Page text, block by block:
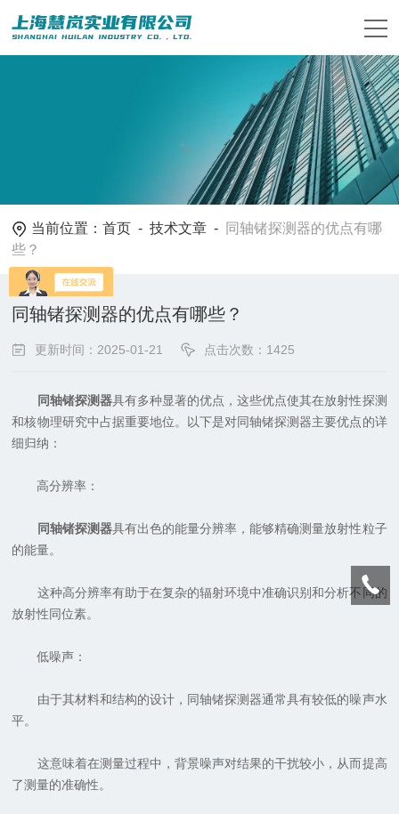
当前位置：首页 -技术文章 -
同轴锗探测器的优点有哪
些？
同轴锗探测器的优点有哪些？
更新时间：2025-01-21 点击次数：1425
同轴锗探测器具有多种显著的优点，这些优点使其在放射性探测
和核物理研究中占据重要地位。以下是对同轴锗探测器主要优点的详
细归纳：
高分辨率：
同轴锗探测器具有出色的能量分辨率，能够精确测量放射性粒子
的能量。
这种高分辨率有助于在复杂的辐射环境中准确识别和分析不同的
放射性同位素。
低噪声：
由于其材料和结构的设计，同轴锗探测器通常具有较低的噪声水
平。
这意味着在测量过程中，背景噪声对结果的干扰较小，从而提高
了测量的准确性。